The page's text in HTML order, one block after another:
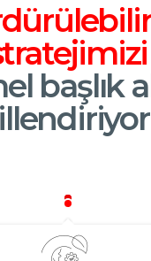
başlık